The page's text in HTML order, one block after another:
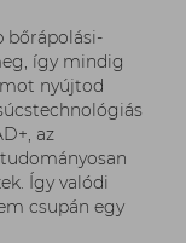
bőrápolási-
így mindig
nyújtod
az
Így valódi
csupán egy